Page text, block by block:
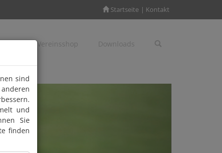
Startseite Kontakt
Vereinsshop Downloads
sind
und
Sie
finden